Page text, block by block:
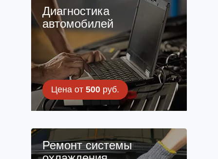
Диагностика
автомобилей
Цена от 500руб.
Ремонт системы